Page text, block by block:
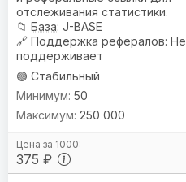
отслеживания статистики.
📁 База: J-BASE
🔗 Поддержка рефералов: Не
поддерживает
🟢 Стабильный
375 ₽
50
250 000